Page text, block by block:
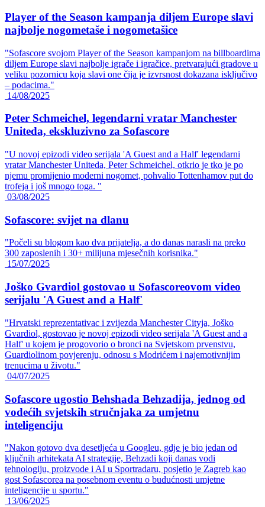
Player of the Season kampanja diljem Europe slavi
najbolje nogometaše i nogometašice
"Sofascore svojom Player of the Season kampanjom na billboardima
diljem Europe slavi najbolje igrače i igračice, pretvarajući gradove u
veliku pozornicu koja slavi one čija je izvrsnost dokazana isključivo
– podacima."
14/08/2025
Peter Schmeichel, legendarni vratar Manchester
Uniteda, ekskluzivno za Sofascore
"U novoj epizodi video serijala 'A Guest and a Half' legendarni
vratar Manchester Uniteda, Peter Schmeichel, otkrio je tko je po
njemu promijenio moderni nogomet, pohvalio Tottenhamov put do
trofeja i još mnogo toga. "
03/08/2025
Sofascore: svijet na dlanu
"Počeli su blogom kao dva prijatelja, a do danas narasli na preko
300 zaposlenih i 30+ milijuna mjesečnih korisnika."
15/07/2025
Joško Gvardiol gostovao u Sofascoreovom video
serijalu 'A Guest and a Half'
"Hrvatski reprezentativac i zvijezda Manchester Cityja, Joško
Gvardiol, gostovao je novoj epizodi video serijala 'A Guest and a
Half' u kojem je progovorio o bronci na Svjetskom prvenstvu,
Guardiolinom povjerenju, odnosu s Modrićem i najemotivnijim
trenucima u životu."
04/07/2025
Sofascore ugostio Behshada Behzadija, jednog od
vodećih svjetskih stručnjaka za umjetnu
inteligenciju
"Nakon gotovo dva desetljeća u Googleu, gdje je bio jedan od
ključnih arhitekata AI strategije, Behzadi koji danas vodi
tehnologiju, proizvode i AI u Sportradaru, posjetio je Zagreb kao
gost Sofascorea na posebnom eventu o budućnosti umjetne
inteligencije u sportu."
13/06/2025